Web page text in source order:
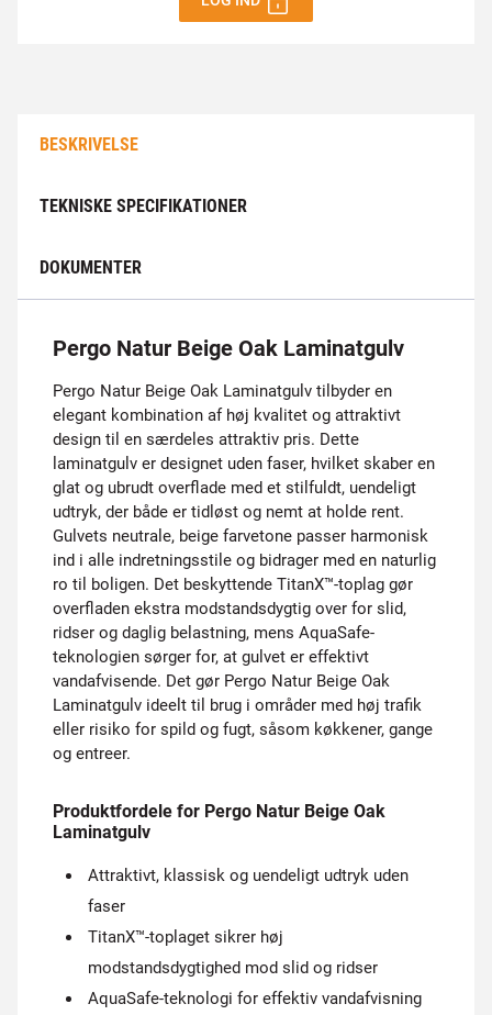
BESKRIVELSE
TEKNISKE SPECIFIKATIONER
DOKUMENTER
Pergo Natur Beige Oak Laminatgulv
Pergo Natur Beige Oak Laminatgulv tilbyder en
elegant kombination af høj kvalitet og attraktivt
design til en særdeles attraktiv pris. Dette
laminatgulv er designet uden faser, hvilket skaber en
glat og ubrudt overflade med et stilfuldt, uendeligt
udtryk, der både er tidløst og nemt at holde rent.
Gulvets neutrale, beige farvetone passer harmonisk
ind i alle indretningsstile og bidrager med en naturlig
ro til boligen. Det beskyttende TitanX™-toplag gør
overfladen ekstra modstandsdygtig over for slid,
ridser og daglig belastning, mens AquaSafe-
teknologien sørger for, at gulvet er effektivt
vandafvisende. Det gør Pergo Natur Beige Oak
Laminatgulv ideelt til brug i områder med høj trafik
eller risiko for spild og fugt, såsom køkkener, gange
og entreer.
Produktfordele for Pergo Natur Beige Oak
Laminatgulv
Attraktivt, klassisk og uendeligt udtryk uden
faser
TitanX™-toplaget sikrer høj
modstandsdygtighed mod slid og ridser
AquaSafe-teknologi for effektiv vandafvisning